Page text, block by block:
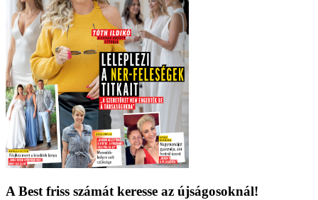
A Best friss számát keresse az újságosoknál!